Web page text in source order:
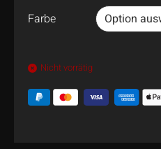
Farbe
Nicht vorrätig